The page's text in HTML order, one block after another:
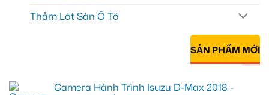
Thảm Lót Sàn Ô Tô
SẢN PHẨM MỚI
Camera Hành Trình Isuzu D-Max 2018 -